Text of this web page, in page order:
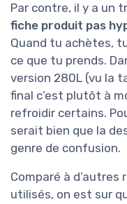
Par contre, il y a un
fiche produit pas
Quand tu achètes,
ce que tu prends.
version 280L (vu la
final c’est plutôt à
refroidir certains.
serait bien que la
genre de confusion.
Comparé à d’autres
utilisés, on est sur